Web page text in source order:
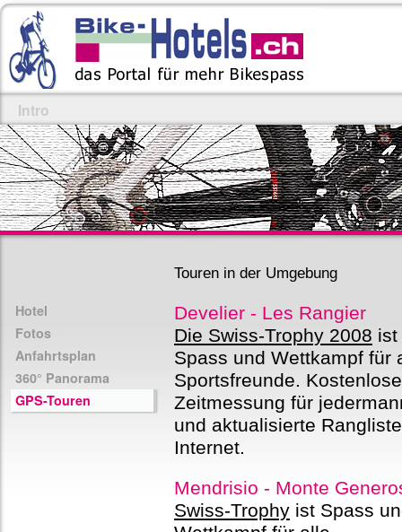
Intro
Hotel
Fotos
Anfahrtsplan
360° Panorama
GPS-Touren
Touren in der Umgebung
Develier - Les Rangier
Die Swiss-Trophy 2008 ist
Spass und Wettkampf für
Sportsfreunde. Kostenlose
Zeitmessung für
und aktualisierte
Internet.
Mendrisio - Monte
Swiss-Trophy ist Spass